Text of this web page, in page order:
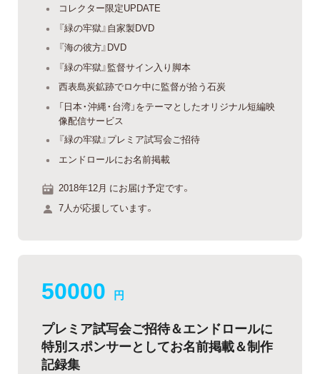
コレクター限定UPDATE
『緑の牢獄』自家製DVD
『海の彼方』DVD
『緑の牢獄』監督サイン入り脚本
西表島炭鉱跡でロケ中に監督が拾う石炭
「日本・沖縄・台湾」をテーマとしたオリジナル短編映
像配信サービス
『緑の牢獄』プレミア試写会ご招待
エンドロールにお名前掲載
2018年12月 にお届け予定です。
7人が応援しています。
50000 円
プレミア試写会ご招待＆エンドロールに
特別スポンサーとしてお名前掲載＆制作
記録集